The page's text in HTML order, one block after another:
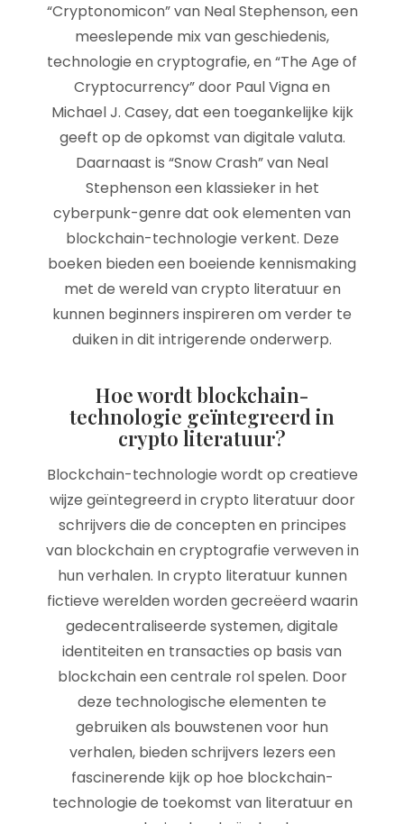
“Cryptonomicon” van Neal Stephenson, een
meeslepende mix van geschiedenis,
technologie en cryptografie, en “The Age of
Cryptocurrency” door Paul Vigna en
Michael J. Casey, dat een toegankelijke kijk
geeft op de opkomst van digitale valuta.
Daarnaast is “Snow Crash” van Neal
Stephenson een klassieker in het
cyberpunk-genre dat ook elementen van
blockchain-technologie verkent. Deze
boeken bieden een boeiende kennismaking
met de wereld van crypto literatuur en
kunnen beginners inspireren om verder te
duiken in dit intrigerende onderwerp.
Hoe wordt blockchain-
technologie geïntegreerd in
crypto literatuur?
Blockchain-technologie wordt op creatieve
wijze geïntegreerd in crypto literatuur door
schrijvers die de concepten en principes
van blockchain en cryptografie verweven in
hun verhalen. In crypto literatuur kunnen
fictieve werelden worden gecreëerd waarin
gedecentraliseerde systemen, digitale
identiteiten en transacties op basis van
blockchain een centrale rol spelen. Door
deze technologische elementen te
gebruiken als bouwstenen voor hun
verhalen, bieden schrijvers lezers een
fascinerende kijk op hoe blockchain-
technologie de toekomst van literatuur en